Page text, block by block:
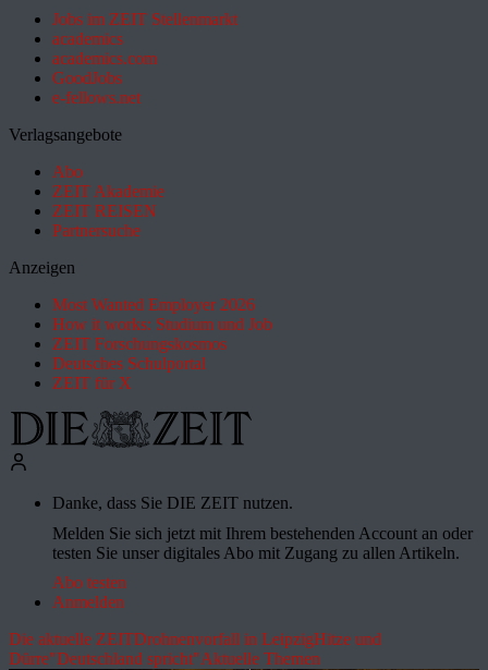
Jobs im ZEIT Stellenmarkt
academics
academics.com
GoodJobs
e-fellows.net
Verlagsangebote
Abo
ZEIT Akademie
ZEIT REISEN
Partnersuche
Anzeigen
Most Wanted Employer 2026
How it works: Studium und Job
ZEIT Forschungskosmos
Deutsches Schulportal
ZEIT für X
Danke, dass Sie DIE ZEIT nutzen.
Melden Sie sich jetzt mit Ihrem bestehenden Account an oder
testen Sie unser digitales Abo mit Zugang zu allen Artikeln.
Abo testen
Anmelden
Die aktuelle ZEITDrohnenvorfall in LeipzigHitze und
Dürre"Deutschland spricht"Aktuelle Themen